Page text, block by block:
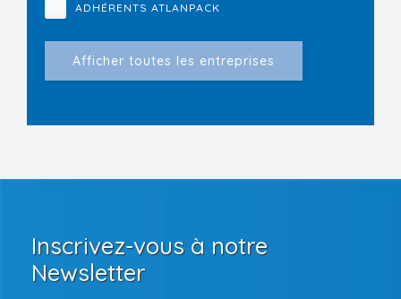
ADHÉRENTS ATLANPACK
Inscrivez-vous à notre
Newsletter